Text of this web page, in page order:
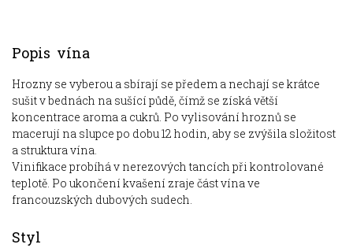
Popis vína
Hrozny se vyberou a sbírají se předem a nechají se krátce
sušit v bednách na sušící půdě, čímž se získá větší
koncentrace aroma a cukrů. Po vylisování hroznů se
macerují na slupce po dobu 12 hodin, aby se zvýšila složitost
a struktura vína.
Vinifikace probíhá v nerezových tancích při kontrolované
teplotě. Po ukončení kvašení zraje část vína ve
francouzských dubových sudech.
Styl